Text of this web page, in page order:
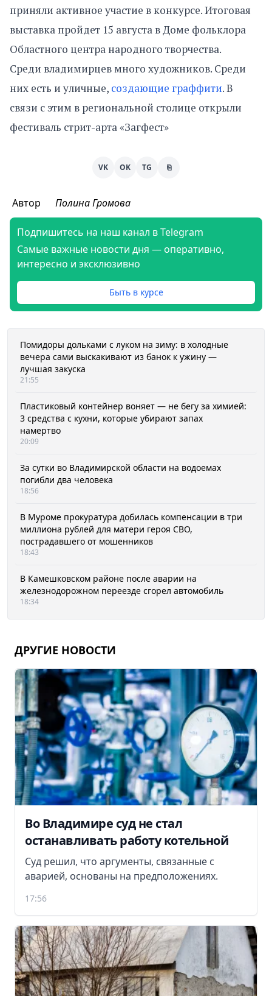
приняли активное участие в конкурсе. Итоговая
выставка пройдет 15 августа в Доме фольклора
Областного центра народного творчества.
Среди владимирцев много художников. Среди
них есть и уличные, создающие граффити. В
связи с этим в региональной столице открыли
фестиваль стрит-арта «Загфест»
VK OK TG ⎘
Автор Полина Громова
Подпишитесь на наш канал в Telegram
Самые важные новости дня — оперативно,
интересно и эксклюзивно
Быть в курсе
Помидоры дольками с луком на зиму: в холодные
вечера сами выскакивают из банок к ужину —
лучшая закуска
21:55
Пластиковый контейнер воняет — не бегу за химией:
3 средства с кухни, которые убирают запах
намертво
20:09
За сутки во Владимирской области на водоемах
погибли два человека
18:56
В Муроме прокуратура добилась компенсации в три
миллиона рублей для матери героя СВО,
пострадавшего от мошенников
18:43
В Камешковском районе после аварии на
железнодорожном переезде сгорел автомобиль
18:34
ДРУГИЕ НОВОСТИ
Во Владимире суд не стал
останавливать работу котельной
Суд решил, что аргументы, связанные с
аварией, основаны на предположениях.
17:56